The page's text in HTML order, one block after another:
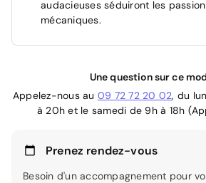
audacieuses séduiront les
mécaniques.
Une question sur ce
Appelez-nous au 09 72 72 20 02, du
à 20h et le samedi de 9h à 18h
Prenez rendez-vous
Besoin d'un accompagnement pour